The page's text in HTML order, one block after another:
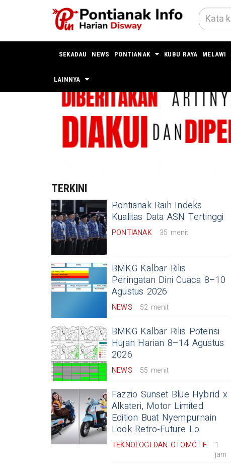
SEKADAU NEWS PONTIANAK KUBU RAYA MELAWI
LAINNYA
TERKINI
Pontianak Raih Indeks
Kualitas Data ASN Tertinggi
PONTIANAK 35 menit
BMKG Kalbar Rilis
Peringatan Dini Cuaca 8–10
Agustus 2026
NEWS 52 menit
BMKG Kalbar Rilis Potensi
Hujan Harian 8–14 Agustus
2026
NEWS 55 menit
Fazzio Sunset Blue Hybrid x
Alkateri, Motor Limited
Edition Buat Nyempurnain
Look Retro-Future Lo
TEKNOLOGI DAN OTOMOTIF
1
jam